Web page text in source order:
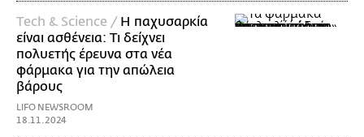
Τech & Science / Η παχυσαρκία
είναι ασθένεια: Τι δείχνει
πολυετής έρευνα στα νέα
φάρμακα για την απώλεια
βάρους
LIFO NEWSROOM
18.11.2024